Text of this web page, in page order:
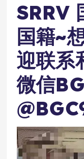
SRRV
国籍~
迎联系
微信